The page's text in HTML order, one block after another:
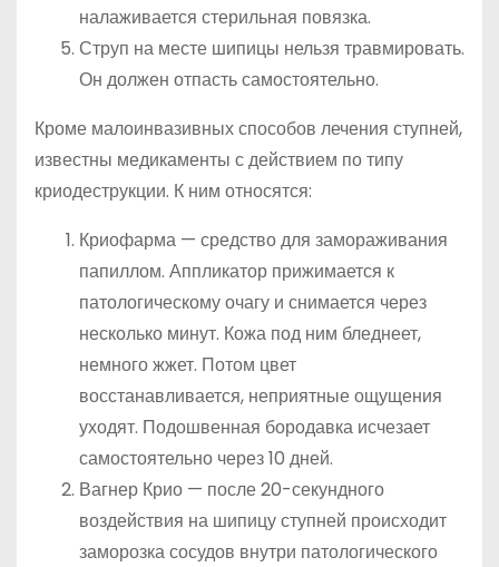
налаживается стерильная повязка.
Струп на месте шипицы нельзя травмировать.
Он должен отпасть самостоятельно.
Кроме малоинвазивных способов лечения ступней,
известны медикаменты с действием по типу
криодеструкции. К ним относятся:
Криофарма — средство для замораживания
папиллом. Аппликатор прижимается к
патологическому очагу и снимается через
несколько минут. Кожа под ним бледнеет,
немного жжет. Потом цвет
восстанавливается, неприятные ощущения
уходят. Подошвенная бородавка исчезает
самостоятельно через 10 дней.
Вагнер Крио — после 20-секундного
воздействия на шипицу ступней происходит
заморозка сосудов внутри патологического